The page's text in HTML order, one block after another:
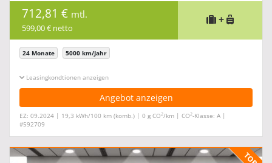
712,81 € mtl.
599,00 € netto
+
24 Monate 5000 km/Jahr
Leasingkonditionen ein-/ausblenden
Angebot anzeigen
EZ: 09.2024 | 19,3 kWh/100 km (komb.) | 0 g CO2/km | CO2-Klasse: A |
#592709